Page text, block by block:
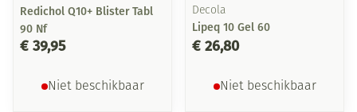
Redichol Q10+ Blister Tabl
90 Nf
€ 39,95
Niet beschikbaar
Decola
Lipeq 10 Gel 60
€ 26,80
Niet beschikbaar